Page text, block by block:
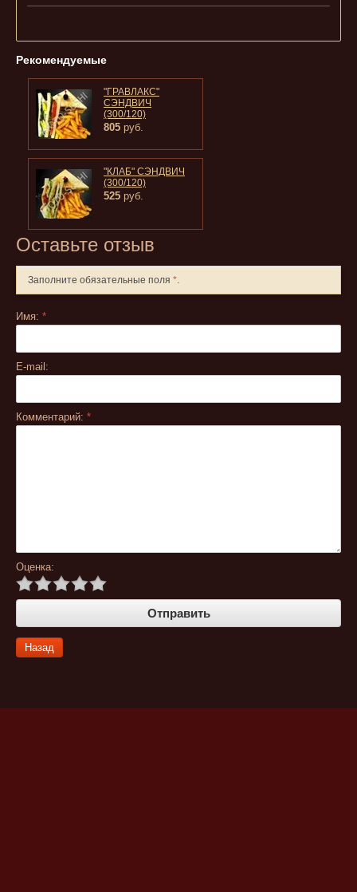
Рекомендуемые
"ГРАВЛАКС"
СЭНДВИЧ
(300/120)
805 руб.
"КЛАБ" СЭНДВИЧ
(300/120)
525 руб.
Оставьте отзыв
Заполните обязательные поля *.
Имя: *
E-mail:
Комментарий: *
Оценка:
Назад